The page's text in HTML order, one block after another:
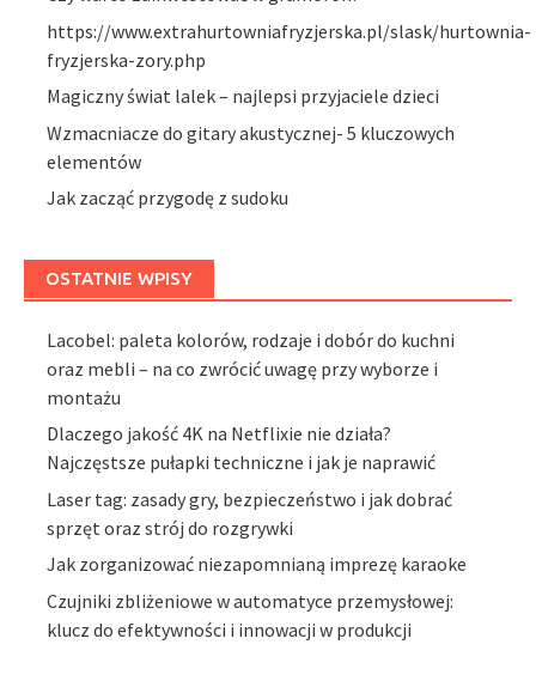
https://www.extrahurtowniafryzjerska.pl/slask/hurtownia-
fryzjerska-zory.php
Magiczny świat lalek – najlepsi przyjaciele dzieci
Wzmacniacze do gitary akustycznej- 5 kluczowych
elementów
Jak zacząć przygodę z sudoku
OSTATNIE WPISY
Lacobel: paleta kolorów, rodzaje i dobór do kuchni
oraz mebli – na co zwrócić uwagę przy wyborze i
montażu
Dlaczego jakość 4K na Netflixie nie działa?
Najczęstsze pułapki techniczne i jak je naprawić
Laser tag: zasady gry, bezpieczeństwo i jak dobrać
sprzęt oraz strój do rozgrywki
Jak zorganizować niezapomnianą imprezę karaoke
Czujniki zbliżeniowe w automatyce przemysłowej:
klucz do efektywności i innowacji w produkcji